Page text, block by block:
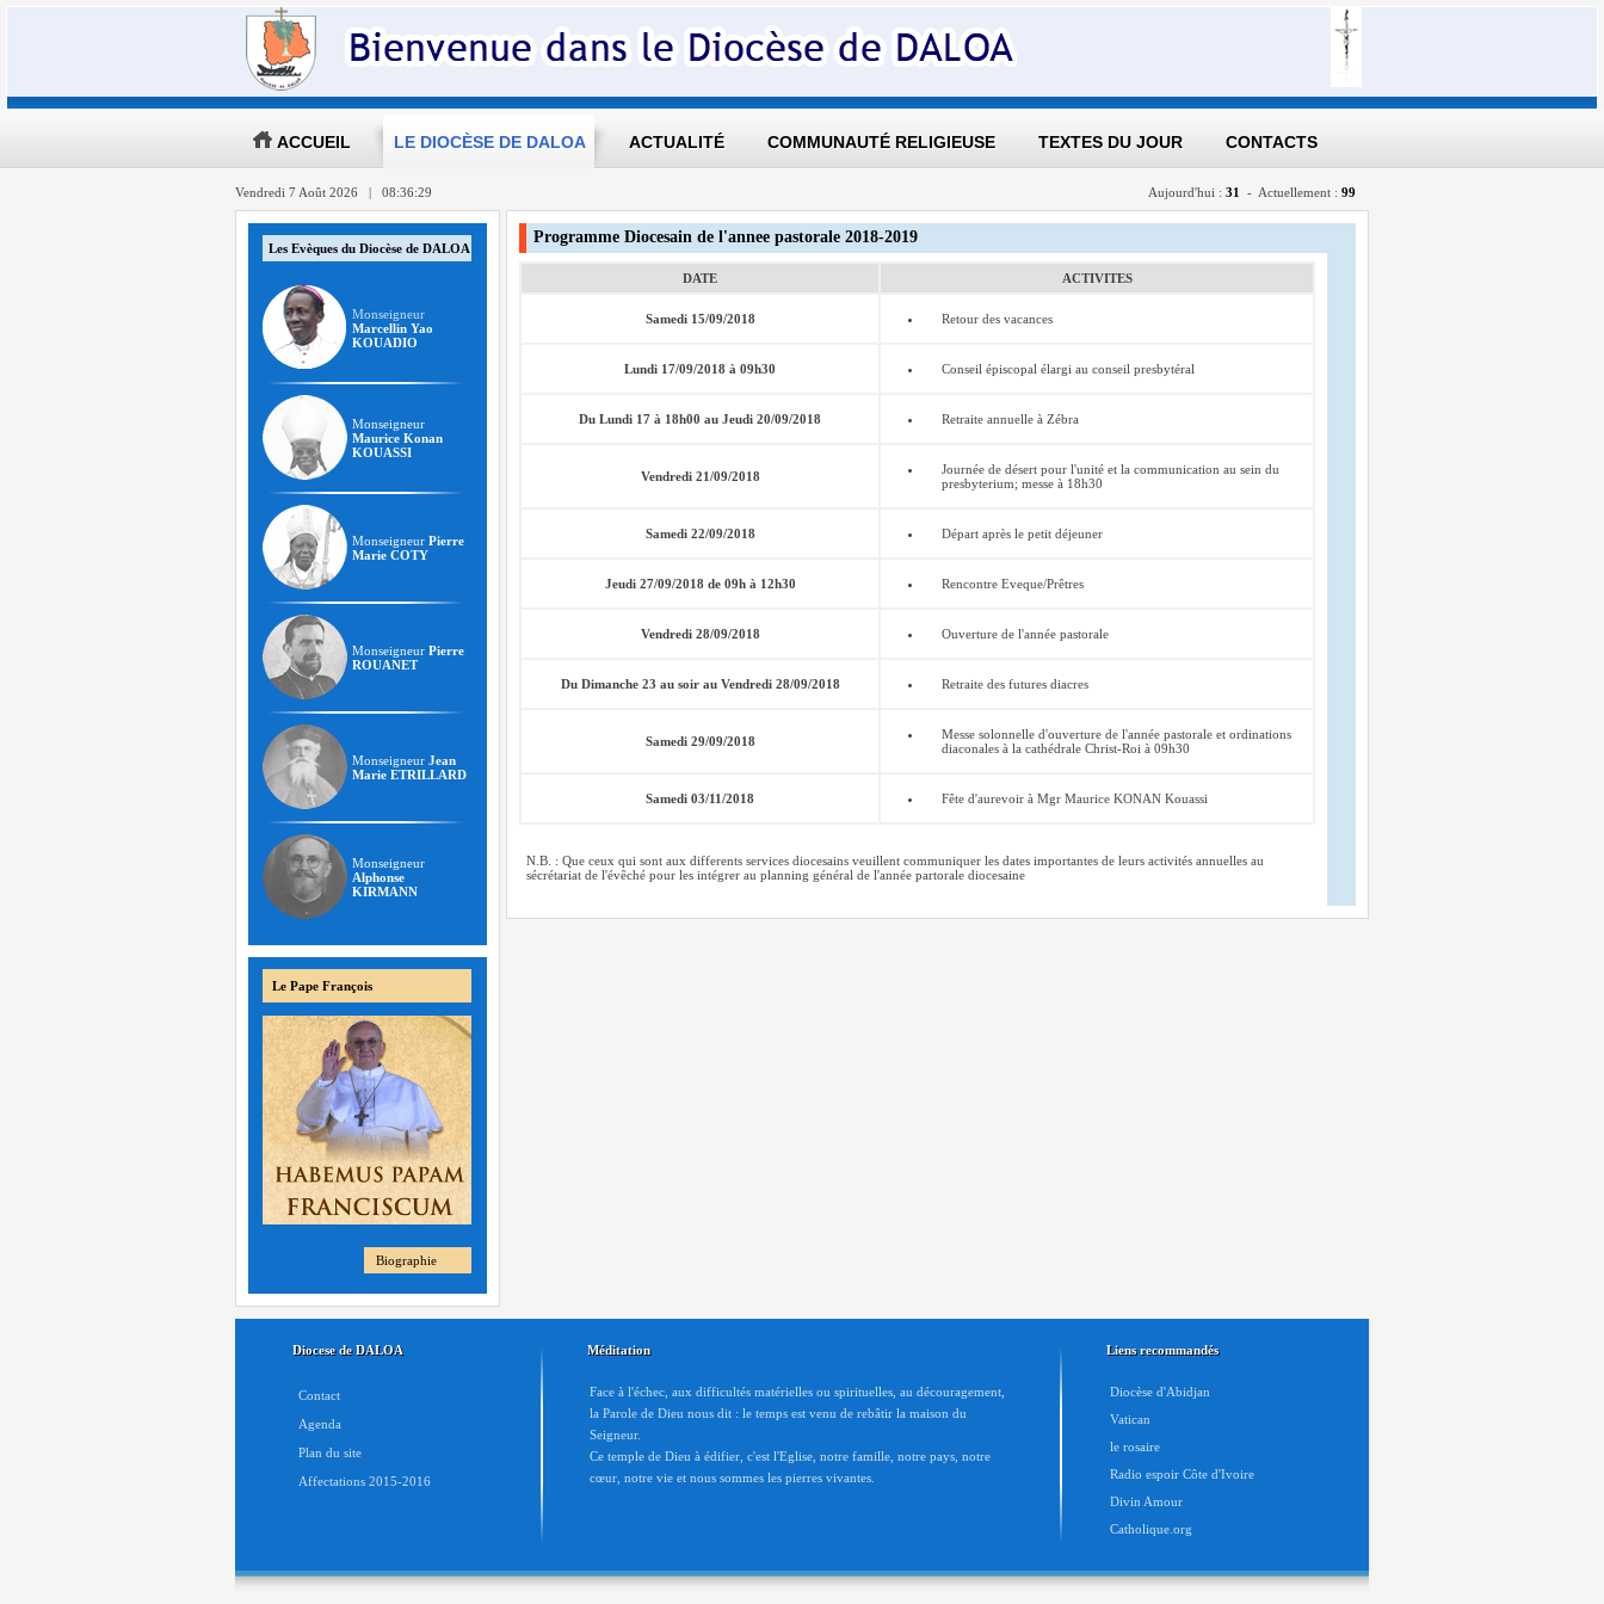
ACCUEIL LE DIOCÈSE DE DALOA ACTUALITÉ COMMUNAUTÉ RELIGIEUSE TEXTES DU JOUR CONTACTS
Vendredi 7 Août 2026 | 08:36:29 Aujourd'hui : 31 - Actuellement : 99
Les Evèques du Diocèse de DALOA
Monseigneur
Marcellin Yao
KOUADIO
Monseigneur
Maurice Konan
KOUASSI
Monseigneur Pierre
Marie COTY
Monseigneur Pierre
ROUANET
Monseigneur Jean
Marie ETRILLARD
Monseigneur
Alphonse
KIRMANN
Le Pape François
Biographie
Programme Diocesain de l'annee pastorale 2018-2019
DATE ACTIVITES
Samedi 15/09/2018 Retour des vacances
Lundi 17/09/2018 à 09h30 Conseil épiscopal élargi au conseil presbytéral
Du Lundi 17 à 18h00 au Jeudi 20/09/2018 Retraite annuelle à Zébra
Vendredi 21/09/2018
Journée de désert pour l'unité et la communication au sein du
presbyterium; messe à 18h30
Samedi 22/09/2018 Départ après le petit déjeuner
Jeudi 27/09/2018 de 09h à 12h30 Rencontre Eveque/Prêtres
Vendredi 28/09/2018 Ouverture de l'année pastorale
Du Dimanche 23 au soir au Vendredi 28/09/2018 Retraite des futures diacres
Samedi 29/09/2018
Messe solonnelle d'ouverture de l'année pastorale et ordinations
diaconales à la cathédrale Christ-Roi à 09h30
Samedi 03/11/2018 Fête d'aurevoir à Mgr Maurice KONAN Kouassi
N.B. : Que ceux qui sont aux differents services diocesains veuillent communiquer les dates importantes de leurs activités annuelles au
sécrétariat de l'évêché pour les intégrer au planning général de l'année partorale diocesaine
Diocese de DALOA
Contact
Agenda
Plan du site
Affectations 2015-2016
Méditation
Face à l'échec, aux difficultés matérielles ou spirituelles, au découragement,
la Parole de Dieu nous dit : le temps est venu de rebâtir la maison du
Seigneur.
Ce temple de Dieu à édifier, c'est l'Eglise, notre famille, notre pays, notre
cœur, notre vie et nous sommes les pierres vivantes.
Liens recommandés
Diocèse d'Abidjan
Vatican
le rosaire
Radio espoir Côte d'Ivoire
Divin Amour
Catholique.org